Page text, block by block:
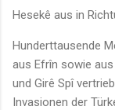
Hesekê aus in
Hunderttausende
aus Efrîn sowie aus
und Girê Spî
Invasionen der